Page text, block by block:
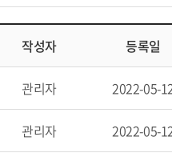
작성자 등록일
관리자 2022-05-
관리자 2022-05-